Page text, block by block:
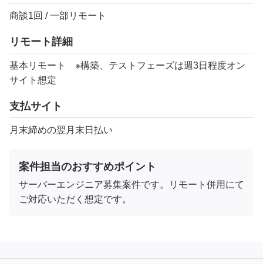
商談1回 / 一部リモート
リモート詳細
基本リモート ※構築、テストフェーズは週3日程度オン
サイト想定
支払サイト
月末締めの翌月末日払い
案件担当のおすすめポイント
サーバーエンジニア募集案件です。リモート併用にて
ご対応いただく想定です。